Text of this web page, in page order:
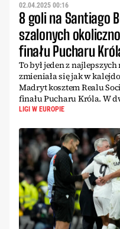
02.04.2025 00:16
8 goli na Santiago
szalonych
finału Pucharu
To był jeden z
zmieniała się jak w
Madryt kosztem Realu
finału Pucharu Króla. W
LIGI W EUROPIE